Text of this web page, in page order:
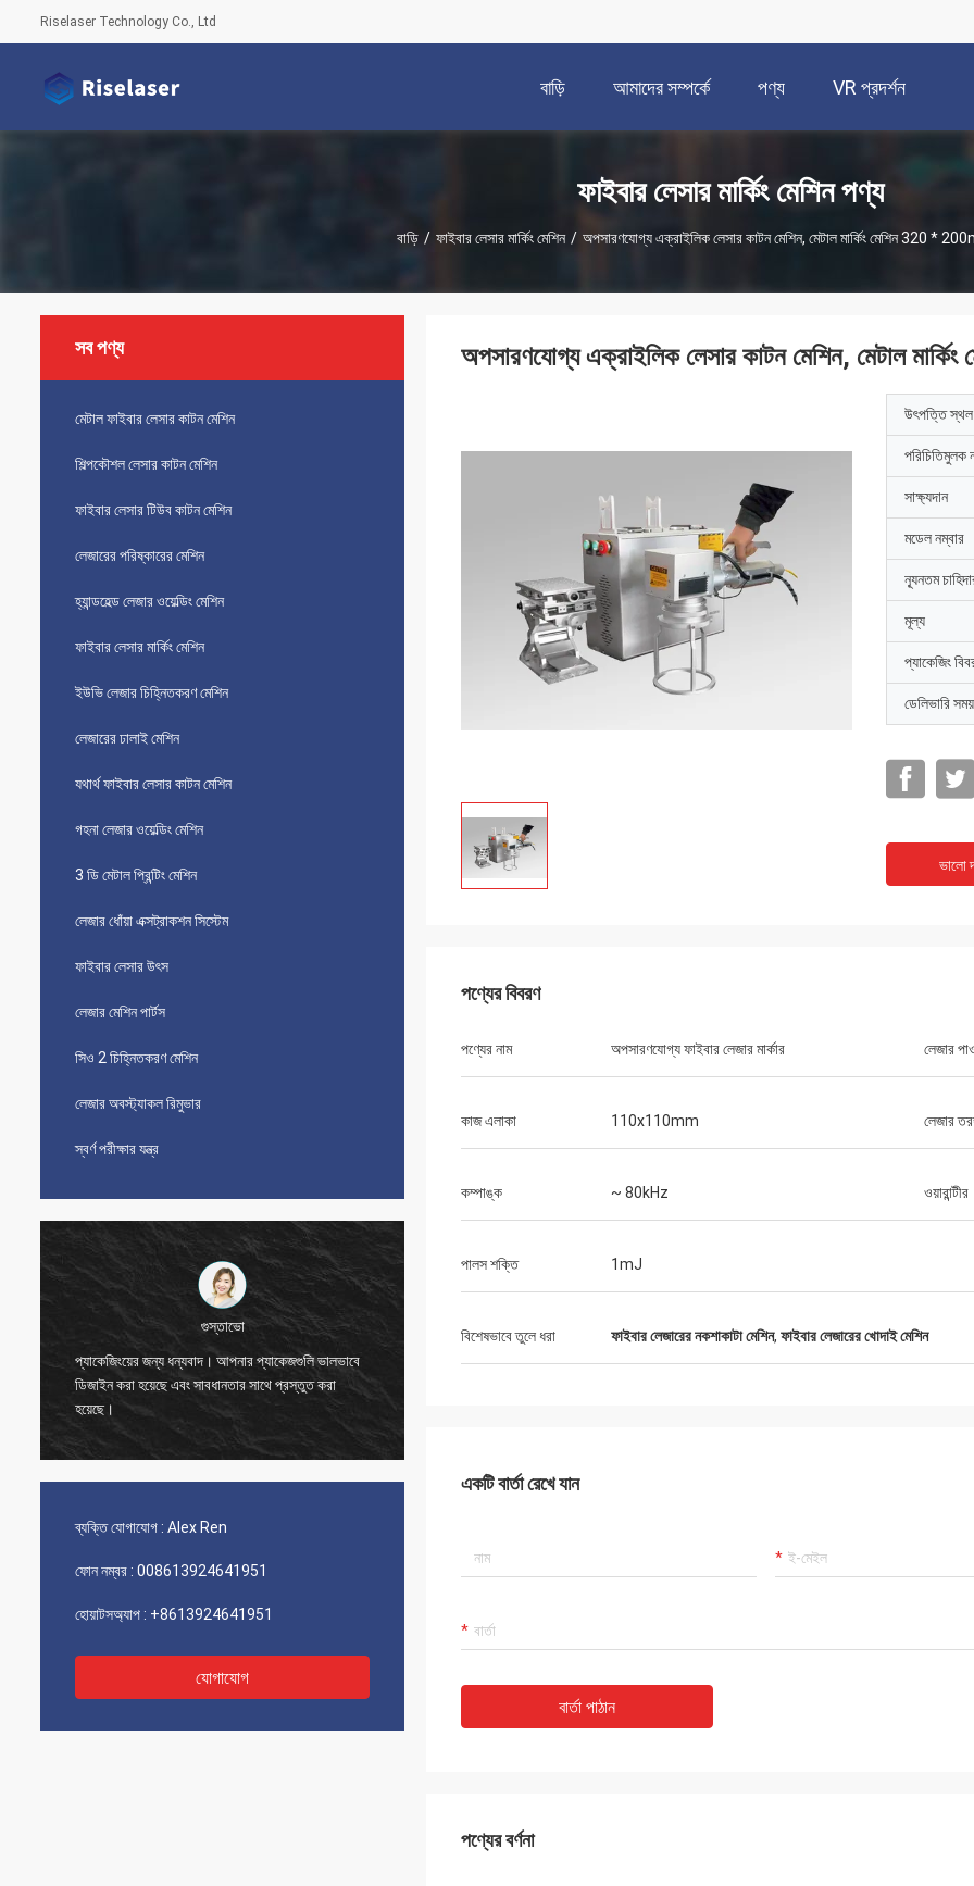
Riselaser Technology Co., Ltd
বাড়ি আমাদের সম্পর্কে পণ্য VR প্রদর্শন
ফাইবার লেসার মার্কিং মেশিন পণ্য
বাড়ি / ফাইবার লেসার মার্কিং মেশিন / অপসারণযোগ্য এক্রাইলিক লেসার কাটন মেশিন, মেটাল মার্কিং মেশিন 320 *
সব পণ্য
মেটাল ফাইবার লেসার কাটন মেশিন
শিল্পকৌশল লেসার কাটন মেশিন
ফাইবার লেসার টিউব কাটন মেশিন
লেজারের পরিষ্কারের মেশিন
হ্যান্ডহেল্ড লেজার ওয়েল্ডিং মেশিন
ফাইবার লেসার মার্কিং মেশিন
ইউভি লেজার চিহ্নিতকরণ মেশিন
লেজারের ঢালাই মেশিন
যথার্থ ফাইবার লেসার কাটন মেশিন
গহনা লেজার ওয়েল্ডিং মেশিন
3 ডি মেটাল প্রিন্টিং মেশিন
লেজার ধোঁয়া এক্সট্রাকশন সিস্টেম
ফাইবার লেসার উৎস
লেজার মেশিন পার্টস
সিও 2 চিহ্নিতকরণ মেশিন
লেজার অবস্ট্যাকল রিমুভার
স্বর্ণ পরীক্ষার যন্ত্র
বিজেতা
ধন্যবাদ, জো।
প্যাকেজিংয়ের জন্য
ব্যক্তি যোগাযোগ : Alex Ren
ফোন নম্বর : 008613924641951
হোয়াটসঅ্যাপ : +8613924641951
যোগাযোগ
অপসারণযোগ্য এক্রাইলিক লেসার কাটন মেশিন, মেটাল
উৎপত্তি স্থল
পরিচিতিমুলক
সাক্ষ্যদান
মডেল নম্বার
ন্যূনতম
মূল্য
প্যাকেজিং
ডেলিভারি সময়
ভালো
পণ্যের বিবরণ
পণ্যের নাম অপসারণযোগ্য ফাইবার লেজার মার্কার লেজার
কাজ এলাকা 110x110mm লেজার
কম্পাঙ্ক ~ 80kHz ওয়ারান্টীর
পালস শক্তি 1mJ
বিশেষভাবে তুলে ধরা ফাইবার লেজারের নকশাকাটা মেশিন, ফাইবার লেজারের খোদাই মেশিন
একটি বার্তা রেখে যান
বার্তা পাঠান
পণ্যের বর্ণনা